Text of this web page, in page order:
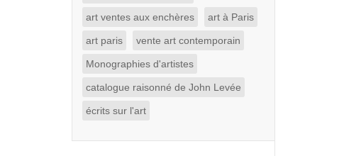
art ventes aux enchères art à Paris
art paris vente art contemporain
Monographies d'artistes
catalogue raisonné de John Levée
écrits sur l'art